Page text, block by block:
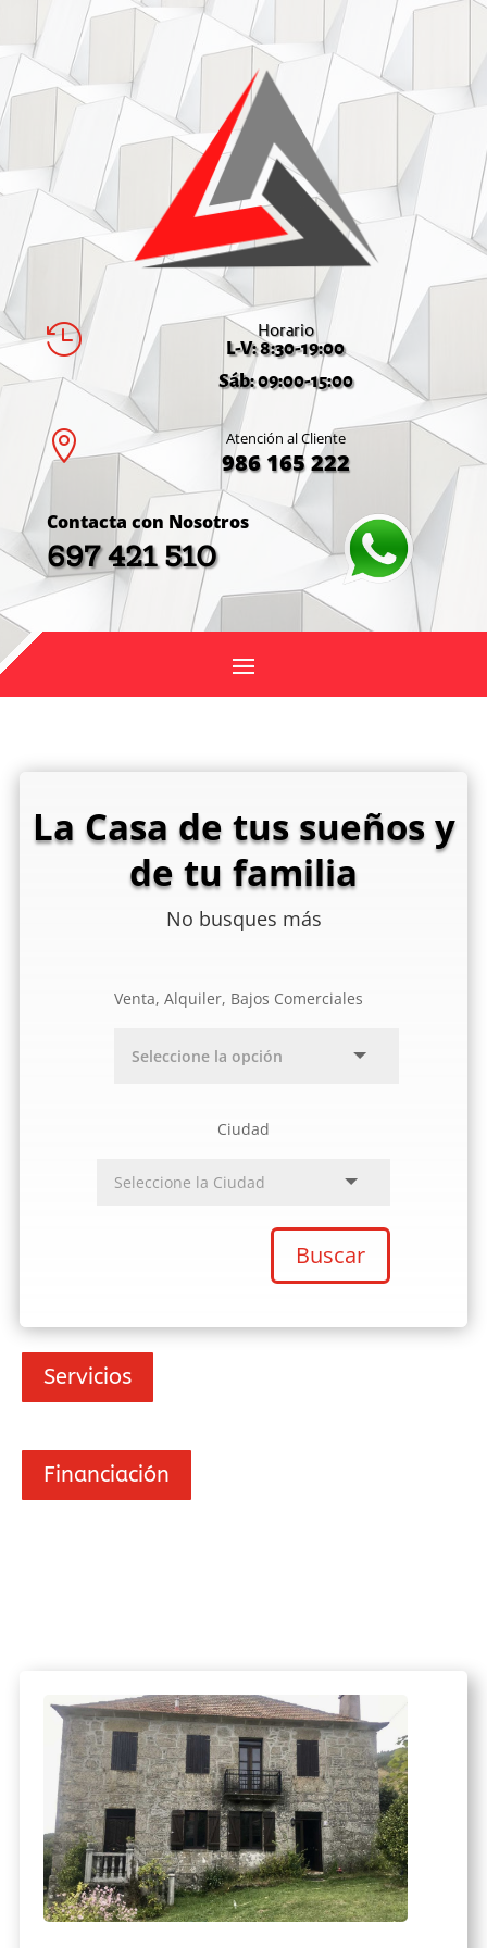
 Horario
L-V: 8:30-19:00
Sáb: 09:00-15:00
 Atención al Cliente
986 165 222
Contacta con Nosotros
697 421 510
La Casa de tus sueños y
de tu familia
No busques más
Venta, Alquiler, Bajos Comerciales
Ciudad
Buscar
Servicios
Financiación